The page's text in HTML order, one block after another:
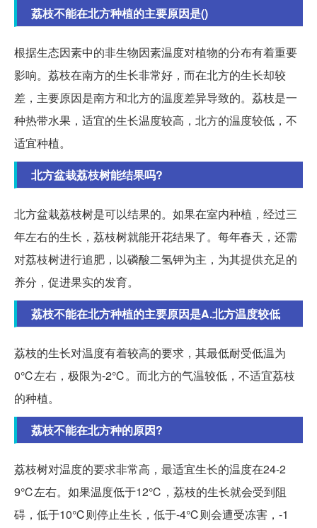
荔枝不能在北方种植的主要原因是()
根据生态因素中的非生物因素温度对植物的分布有着重要
影响。荔枝在南方的生长非常好，而在北方的生长却较
差，主要原因是南方和北方的温度差异导致的。荔枝是一
种热带水果，适宜的生长温度较高，北方的温度较低，不
适宜种植。
北方盆栽荔枝树能结果吗?
北方盆栽荔枝树是可以结果的。如果在室内种植，经过三
年左右的生长，荔枝树就能开花结果了。每年春天，还需
对荔枝树进行追肥，以磷酸二氢钾为主，为其提供充足的
养分，促进果实的发育。
荔枝不能在北方种植的主要原因是A.北方温度较低
荔枝的生长对温度有着较高的要求，其最低耐受低温为
0℃左右，极限为-2℃。而北方的气温较低，不适宜荔枝
的种植。
荔枝不能在北方种的原因?
荔枝树对温度的要求非常高，最适宜生长的温度在24-2
9℃左右。如果温度低于12℃，荔枝的生长就会受到阻
碍，低于10℃则停止生长，低于-4℃则会遭受冻害，-1